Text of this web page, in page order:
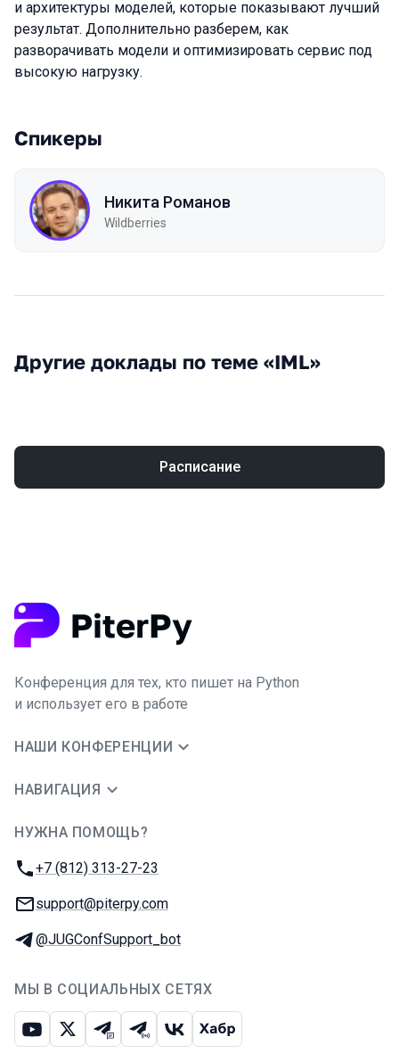
и архитектуры моделей, которые показывают лучший
результат. Дополнительно разберем, как
разворачивать модели и оптимизировать сервис под
высокую нагрузку.
Спикеры
Никита Романов
Wildberries
Другие доклады по теме «IML»
Расписание
Конференция для тех, кто пишет на Python
и использует его в работе
НАШИ КОНФЕРЕНЦИИ
НАВИГАЦИЯ
НУЖНА ПОМОЩЬ?
Телефон:
+7 (812) 313-27-23
E-mail:
support@piterpy.com
Телеграм:
@JUGConfSupport_bot
МЫ В СОЦИАЛЬНЫХ СЕТЯХ
ЮтубИкс Телеграм-чат
Телеграм-канал
ВКонтакте
Хабр